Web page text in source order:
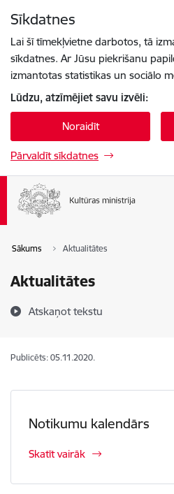
Sīkdatnes
Lai šī tīmekļvietne darbotos, tā
sīkdatnes. Ar Jūsu piekrišanu
izmantotas statistikas un sociālo
Lūdzu, atzīmējiet savu izvēli:
Noraidīt
Pārvaldīt sīkdatnes
Sākums Aktualitātes
Aktualitātes
Atskaņot tekstu
Publicēts: 05.11.2020.
Notikumu kalendārs
Skatīt vairāk